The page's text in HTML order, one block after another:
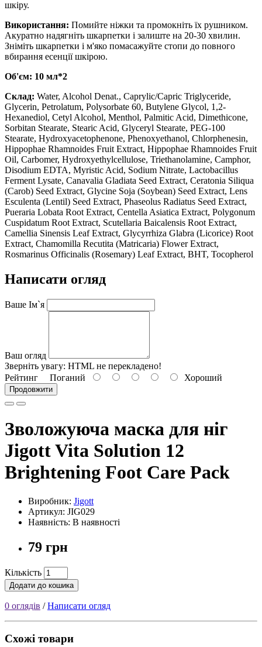
шкіру.
Використання: Помийте ніжки та промокніть їх рушником.
Акуратно надягніть шкарпетки і залиште на 20-30 хвилин.
Зніміть шкарпетки і м'яко помасажуйте стопи до повного
вбирання есенції шкірою.
Об'єм: 10 мл*2
Склад: Water, Alcohol Denat., Caprylic/Capric Triglyceride,
Glycerin, Petrolatum, Polysorbate 60, Butylene Glycol, 1,2-
Hexanediol, Cetyl Alcohol, Menthol, Palmitic Acid, Dimethicone,
Sorbitan Stearate, Stearic Acid, Glyceryl Stearate, PEG-100
Stearate, Hydroxyacetophenone, Phenoxyethanol, Chlorphenesin,
Hippophae Rhamnoides Fruit Extract, Hippophae Rhamnoides Fruit
Oil, Carbomer, Hydroxyethylcellulose, Triethanolamine, Camphor,
Disodium EDTA, Myristic Acid, Sodium Nitrate, Lactobacillus
Ferment Lysate, Canavalia Gladiata Seed Extract, Ceratonia Siliqua
(Carob) Seed Extract, Glycine Soja (Soybean) Seed Extract, Lens
Esculenta (Lentil) Seed Extract, Phaseolus Radiatus Seed Extract,
Pueraria Lobata Root Extract, Centella Asiatica Extract, Polygonum
Cuspidatum Root Extract, Scutellaria Baicalensis Root Extract,
Camellia Sinensis Leaf Extract, Glycyrrhiza Glabra (Licorice) Root
Extract, Chamomilla Recutita (Matricaria) Flower Extract,
Rosmarinus Officinalis (Rosemary) Leaf Extract, BHT, Tocopherol
Написати огляд
Ваше Ім`я
Ваш огляд
Зверніть увагу: HTML не перекладено!
Рейтинг Поганий Хороший
Продовжити
Зволожуюча маска для ніг
Jigott Vita Solution 12
Brightening Foot Care Pack
Виробник: Jigott
Артикул: JIG029
Наявність: В наявності
79 грн
Кількість
Додати до кошика
0 оглядів /Написати огляд
Схожі товари